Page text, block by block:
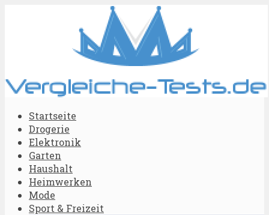
Startseite
Drogerie
Elektronik
Garten
Haushalt
Heimwerken
Mode
Sport & Freizeit